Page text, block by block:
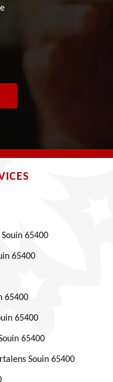
65400
65400
65400
65400
65400
Souin 65400